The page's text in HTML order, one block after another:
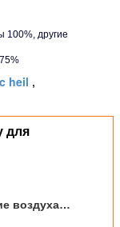
100%, другие
heil ,
для
воздуха